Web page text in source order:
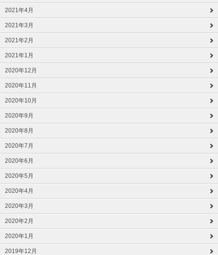
2021年4月
2021年3月
2021年2月
2021年1月
2020年12月
2020年11月
2020年10月
2020年9月
2020年8月
2020年7月
2020年6月
2020年5月
2020年4月
2020年3月
2020年2月
2020年1月
2019年12月